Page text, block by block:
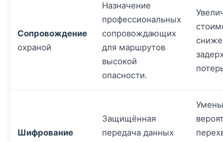
Сопровождение
охраной
Назначение
профессиональных
сопровождающих
для маршрутов
высокой
опасности.
Шифрование
Защищённая
передача данных